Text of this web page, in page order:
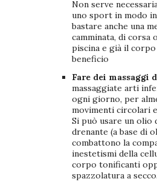
Non serve
uno sport in modo
bastare anche una
camminata, di corsa
piscina e già il
beneficio
Fare dei massaggi
massaggiate arti
ogni giorno, per
movimenti circolari
Si può usare un olio
drenante (a base di
combattono la
inestetismi della
corpo tonificanti
spazzolatura a secco.